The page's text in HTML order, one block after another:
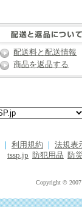
配送料と配送情報
商品を返品する
利用規約
法規表
tssp.jp
防犯用品 防
Copyright © 2007